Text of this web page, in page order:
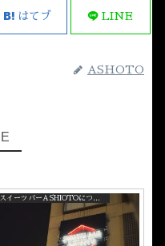
はてブ LINE
ASHOTO
スイーツバーASHIOTOについて